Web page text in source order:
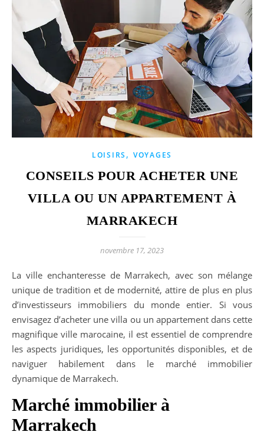
LOISIRS , VOYAGES
CONSEILS POUR ACHETER UNE
VILLA OU UN APPARTEMENT À
MARRAKECH
novembre 17, 2023
La ville enchanteresse de Marrakech, avec son mélange
unique de tradition et de modernité, attire de plus en plus
d’investisseurs immobiliers du monde entier. Si vous
envisagez d’acheter une villa ou un appartement dans cette
magnifique ville marocaine, il est essentiel de comprendre
les aspects juridiques, les opportunités disponibles, et de
naviguer habilement dans le marché immobilier
dynamique de Marrakech.
Marché immobilier à
Marrakech